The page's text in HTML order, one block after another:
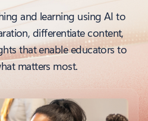
and learning using AI to
differentiate content,
that enable educators to
matters most.